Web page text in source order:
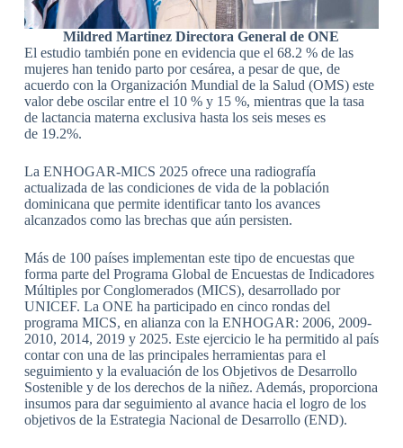
Mildred Martinez Directora General de ONE
El estudio también pone en evidencia que el 68.2 % de las
mujeres han tenido parto por cesárea, a pesar de que, de
acuerdo con la Organización Mundial de la Salud (OMS) este
valor debe oscilar entre el 10 % y 15 %, mientras que la tasa
de lactancia materna exclusiva hasta los seis meses es
de 19.2%.
La ENHOGAR-MICS 2025 ofrece una radiografía
actualizada de las condiciones de vida de la población
dominicana que permite identificar tanto los avances
alcanzados como las brechas que aún persisten.
Más de 100 países implementan este tipo de encuestas que
forma parte del Programa Global de Encuestas de Indicadores
Múltiples por Conglomerados (MICS), desarrollado por
UNICEF. La ONE ha participado en cinco rondas del
programa MICS, en alianza con la ENHOGAR: 2006, 2009-
2010, 2014, 2019 y 2025. Este ejercicio le ha permitido al país
contar con una de las principales herramientas para el
seguimiento y la evaluación de los Objetivos de Desarrollo
Sostenible y de los derechos de la niñez. Además, proporciona
insumos para dar seguimiento al avance hacia el logro de los
objetivos de la Estrategia Nacional de Desarrollo (END).